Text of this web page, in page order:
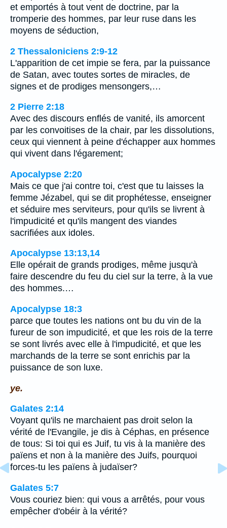
et emportés à tout vent de doctrine, par la
tromperie des hommes, par leur ruse dans les
moyens de séduction,
2 Thessaloniciens 2:9-12
L'apparition de cet impie se fera, par la puissance
de Satan, avec toutes sortes de miracles, de
signes et de prodiges mensongers,…
2 Pierre 2:18
Avec des discours enflés de vanité, ils amorcent
par les convoitises de la chair, par les dissolutions,
ceux qui viennent à peine d'échapper aux hommes
qui vivent dans l'égarement;
Apocalypse 2:20
Mais ce que j'ai contre toi, c'est que tu laisses la
femme Jézabel, qui se dit prophétesse, enseigner
et séduire mes serviteurs, pour qu'ils se livrent à
l'impudicité et qu'ils mangent des viandes
sacrifiées aux idoles.
Apocalypse 13:13,14
Elle opérait de grands prodiges, même jusqu'à
faire descendre du feu du ciel sur la terre, à la vue
des hommes.…
Apocalypse 18:3
parce que toutes les nations ont bu du vin de la
fureur de son impudicité, et que les rois de la terre
se sont livrés avec elle à l'impudicité, et que les
marchands de la terre se sont enrichis par la
puissance de son luxe.
ye.
Galates 2:14
Voyant qu'ils ne marchaient pas droit selon la
vérité de l'Evangile, je dis à Céphas, en présence
de tous: Si toi qui es Juif, tu vis à la manière des
païens et non à la manière des Juifs, pourquoi
forces-tu les païens à judaïser?
Galates 5:7
Vous couriez bien: qui vous a arrêtés, pour vous
empêcher d'obéir à la vérité?